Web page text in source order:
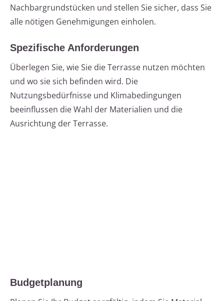
Nachbargrundstücken und stellen Sie sicher, dass Sie
alle nötigen Genehmigungen einholen.
Spezifische Anforderungen
Überlegen Sie, wie Sie die Terrasse nutzen möchten
und wo sie sich befinden wird. Die
Nutzungsbedürfnisse und Klimabedingungen
beeinflussen die Wahl der Materialien und die
Ausrichtung der Terrasse.
Budgetplanung